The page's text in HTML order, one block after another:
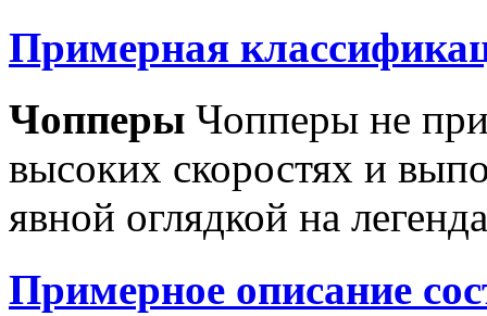
Примерная
Чопперы Чопперы не
высоких скоростях и
явной оглядкой на
Примерное описание